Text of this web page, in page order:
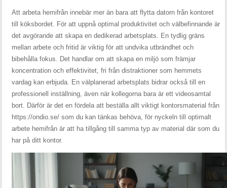
Att arbeta hemifrån innebär mer än bara att flytta datorn från kontoret
till köksbordet. För att uppnå optimal produktivitet och välbefinnande är
det avgörande att skapa en dedikerad arbetsplats. En tydlig gräns
mellan arbete och fritid är viktig för att undvika utbrändhet och
bibehålla fokus. Det handlar om att skapa en miljö som främjar
koncentration och effektivitet, fri från distraktioner som hemmets
vardag kan erbjuda. En välplanerad arbetsplats bidrar också till en
professionell inställning, även när kollegorna bara är ett videosamtal
bort. Därför är det en fördela att beställa allt viktigt kontorsmaterial från
https://ondio.se/ som du kan tänkas behöva, för nyckeln till optimalt
arbete hemifrån är att ha tillgång till samma typ av material där som du
har på ditt kontor.